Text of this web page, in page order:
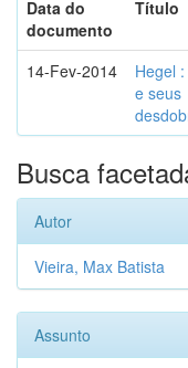
Data do
documento
Título
14-Fev-2014
Hegel
e seus
Busca
Autor
Vieira, Max Batista
Assunto